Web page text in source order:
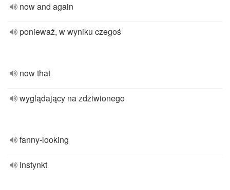
now and again
ponieważ, w wyniku czegoś
now that
wyglądający na zdziwionego
fanny-looking
instynkt